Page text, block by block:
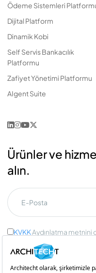
Ödeme Sistemleri
Dijital Platform
Dinamik Kobi
Self Servis Bankacılık
Platformu
Zafiyet Yönetimi Platformu
AIgent Suite
Ürünler ve
alın.
KVKKAydınlatma metnini
Ticari İleti Onayı